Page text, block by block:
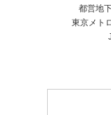
都営地
東京メト